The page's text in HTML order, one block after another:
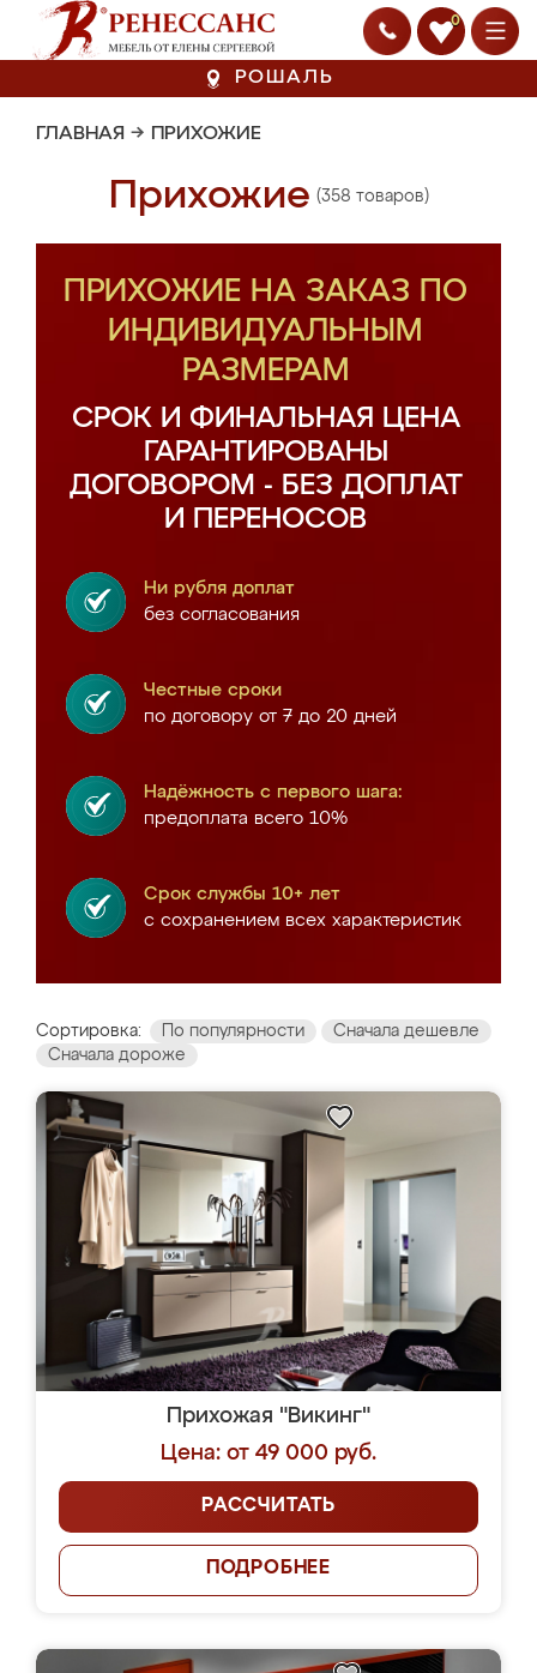
0
РОШАЛЬ
ГЛАВНАЯ → ПРИХОЖИЕ
Прихожие (358 товаров)
ПРИХОЖИЕ НА ЗАКАЗ ПО
ИНДИВИДУАЛЬНЫМ
РАЗМЕРАМ
СРОК И ФИНАЛЬНАЯ ЦЕНА
ГАРАНТИРОВАНЫ
ДОГОВОРОМ - БЕЗ ДОПЛАТ
И ПЕРЕНОСОВ
Ни рубля доплат
без согласования
Честные сроки
по договору от 7 до 20 дней
Надёжность с первого шага:
предоплата всего 10%
Срок службы 10+ лет
с сохранением всех характеристик
Сортировка: По популярности
Сначала дешевле
Сначала дороже
Прихожая "Викинг"
Цена: от 49 000 руб.
РАССЧИТАТЬ
ПОДРОБНЕЕ